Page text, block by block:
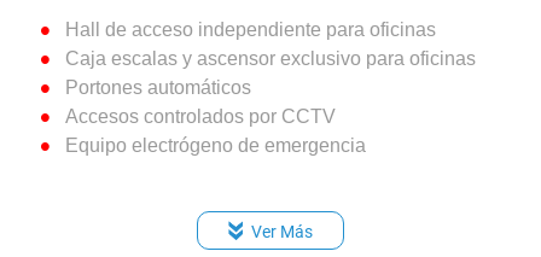
Hall de acceso independiente para oficinas
Caja escalas y ascensor exclusivo para oficinas
Portones automáticos
Accesos controlados por CCTV
Equipo electrógeno de emergencia
Ver Más